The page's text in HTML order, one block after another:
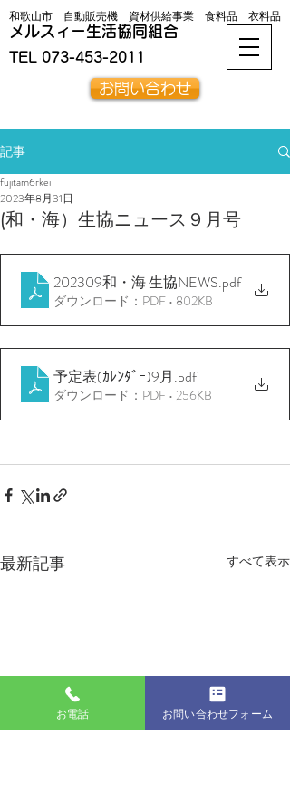
メルスィー生活協同組合
和歌山市 自動販売機 資材供給事業 食料品 衣料品
TEL 073-453-2011
お問い合わせ
記事
(和・海）生協ニュース９月号
fujitam6rkei
2023年8月31日
202309和・海 生協NEWS.pdf
ダウンロード：PDF • 802KB
予定表(ｶﾚﾝﾀﾞｰ)9月.pdf
ダウンロード：PDF • 256KB
最新記事 すべて表示
お電話 お問い合わせフォーム